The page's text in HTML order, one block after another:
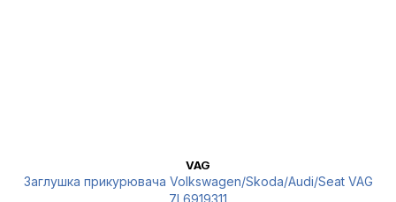
VAG
Заглушка прикурювача Volkswagen/Skoda/Audi/Seat VAG
7L6919311